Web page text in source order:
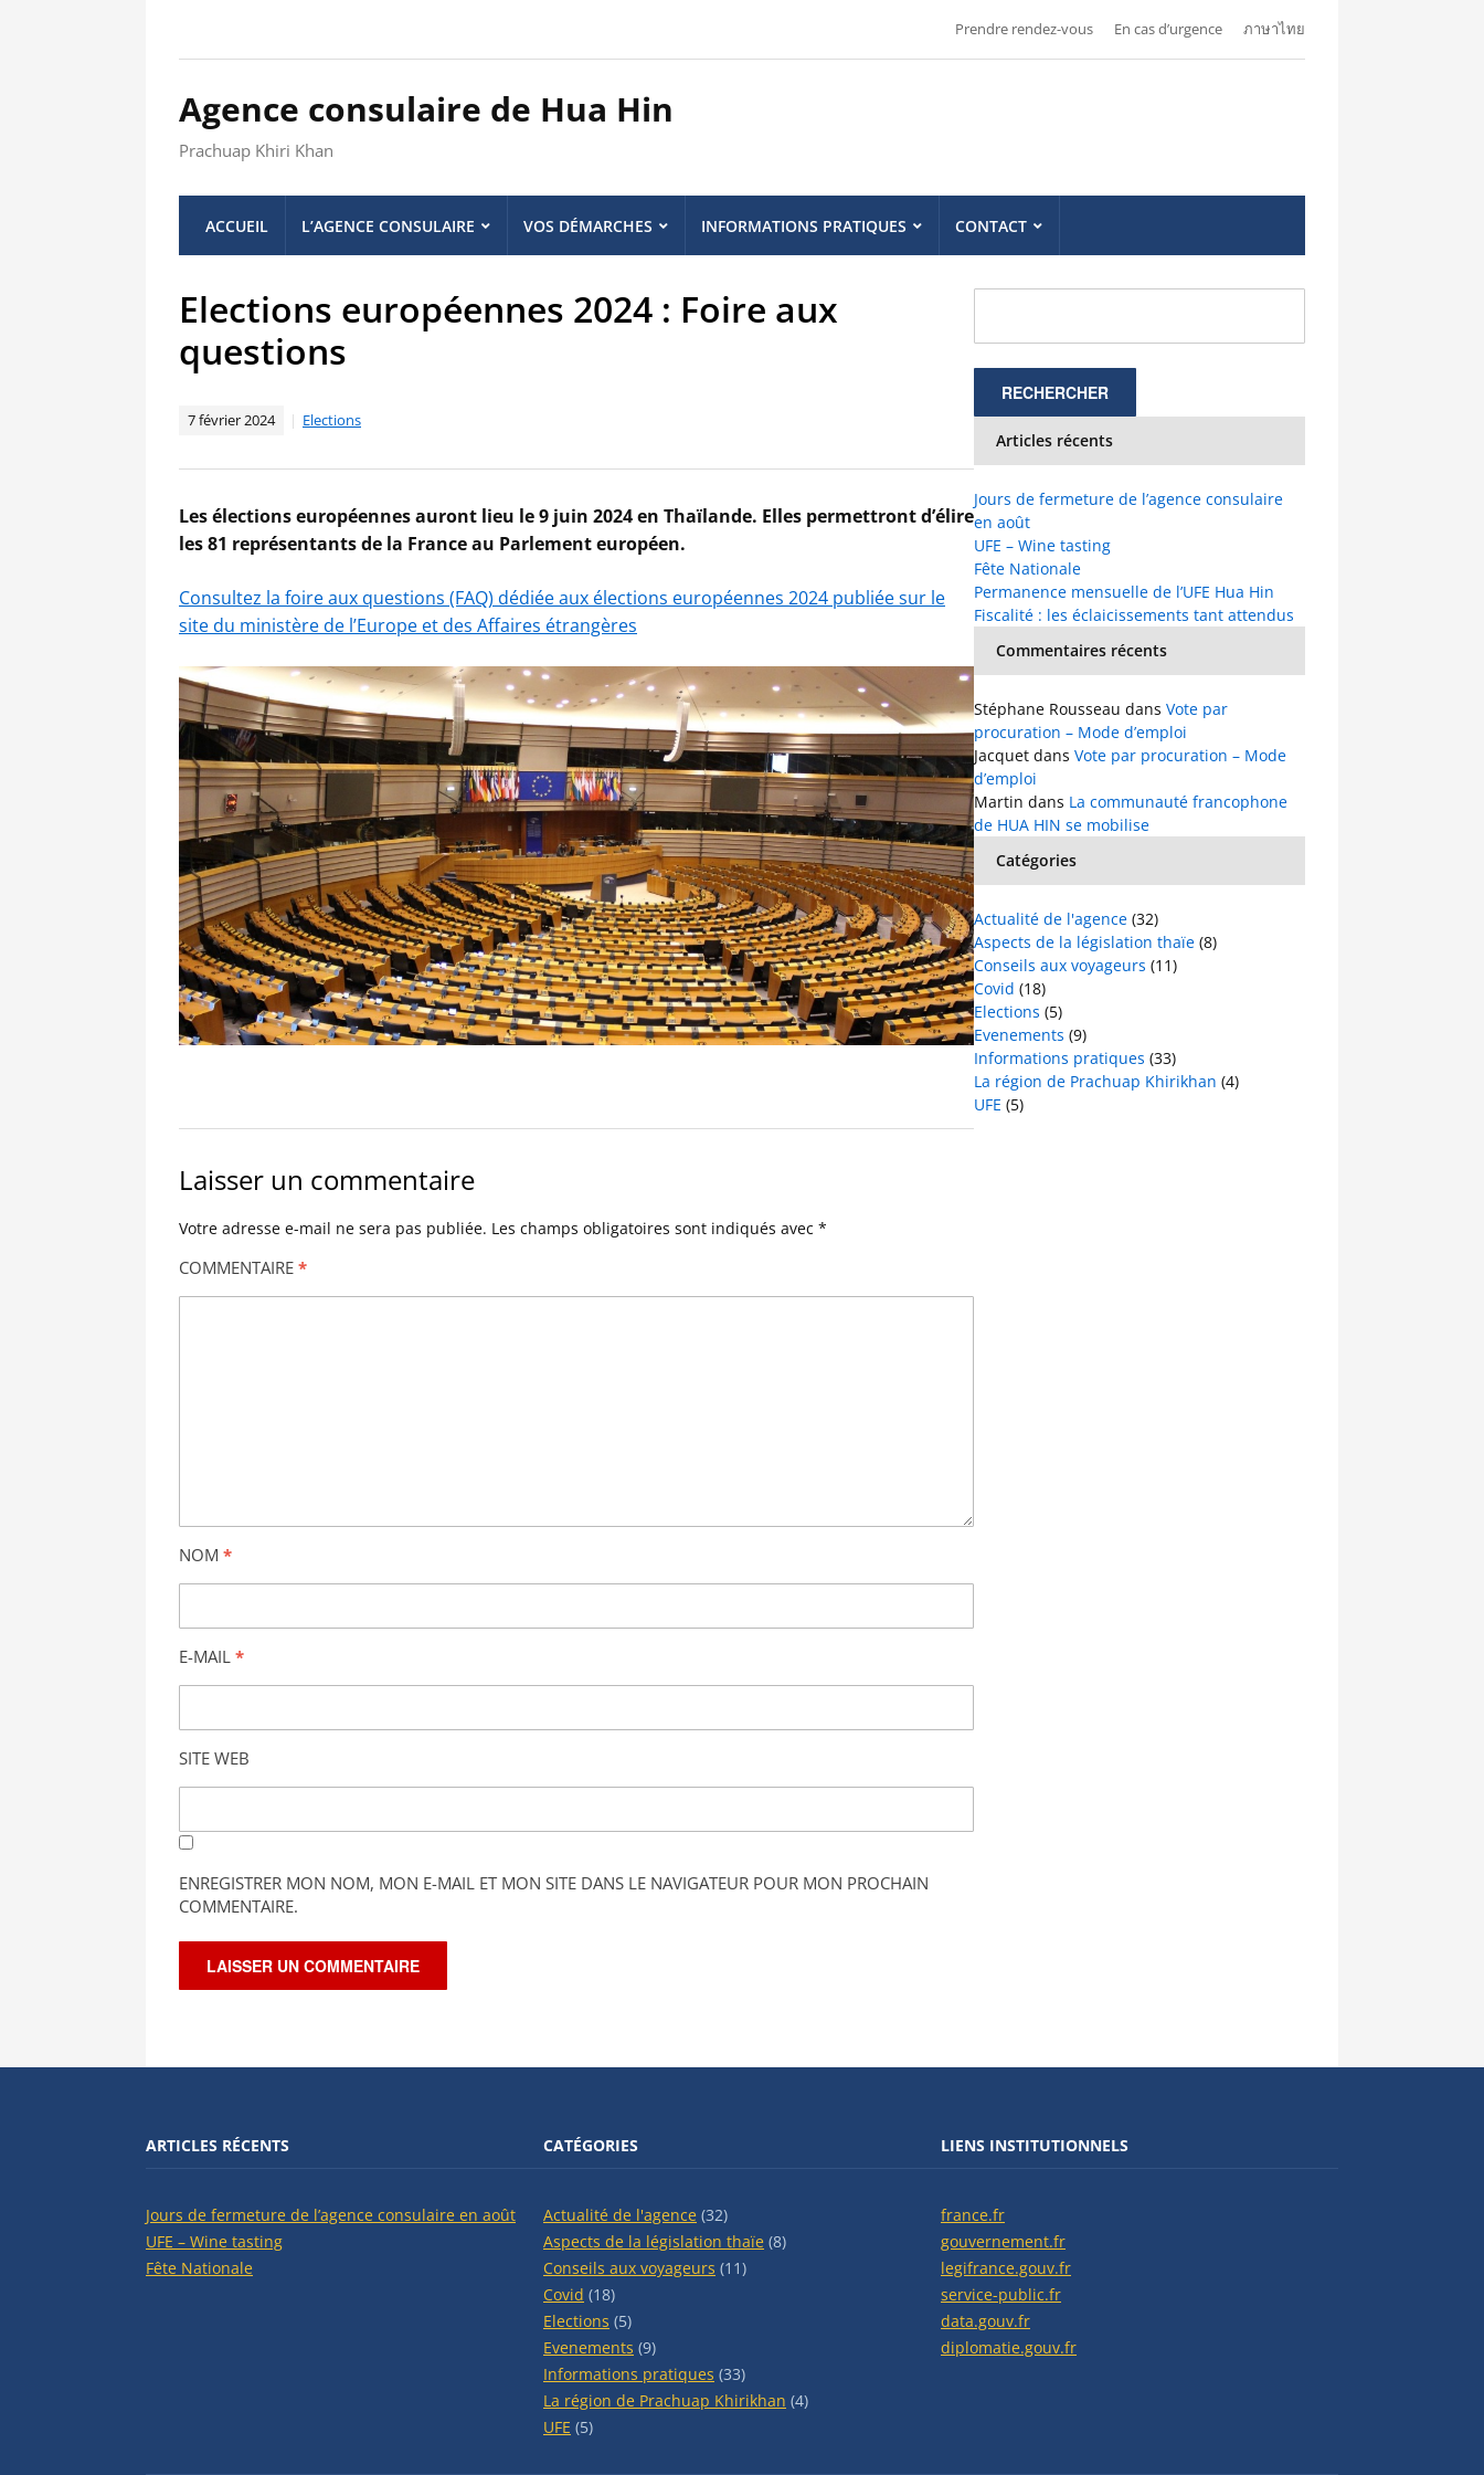
Prendre rendez-vous En cas d’urgence ภาษาไทย
Agence consulaire de Hua Hin
Prachuap Khiri Khan
ACCUEIL L’AGENCE CONSULAIRE VOS DÉMARCHES INFORMATIONS PRATIQUES CONTACT
Elections européennes 2024 : Foire aux
questions
7 février 2024 Elections
Les élections européennes auront lieu le 9 juin 2024 en Thaïlande. Elles permettront d’élire
les 81 représentants de la France au Parlement européen.
Consultez la foire aux questions (FAQ) dédiée aux élections européennes 2024 publiée sur le
site du ministère de l’Europe et des Affaires étrangères
Laisser un commentaire
Votre adresse e-mail ne sera pas publiée. Les champs obligatoires sont indiqués avec *
COMMENTAIRE *
NOM *
E-MAIL *
SITE WEB
ENREGISTRER MON NOM, MON E-MAIL ET MON SITE DANS LE NAVIGATEUR POUR MON PROCHAIN
COMMENTAIRE.
Articles récents
Jours de fermeture de l’agence consulaire
en août
UFE – Wine tasting
Fête Nationale
Permanence mensuelle de l’UFE Hua Hin
Fiscalité : les éclaicissements tant attendus
Commentaires récents
Stéphane Rousseau dans Vote par
procuration – Mode d’emploi
Jacquet dans Vote par procuration – Mode
d’emploi
Martin dans La communauté francophone
de HUA HIN se mobilise
Catégories
Actualité de l'agence (32)
Aspects de la législation thaïe (8)
Conseils aux voyageurs (11)
Covid (18)
Elections (5)
Evenements (9)
Informations pratiques (33)
La région de Prachuap Khirikhan (4)
UFE (5)
ARTICLES RÉCENTS
Jours de fermeture de l’agence consulaire en août
UFE – Wine tasting
Fête Nationale
CATÉGORIES
Actualité de l'agence (32)
Aspects de la législation thaïe (8)
Conseils aux voyageurs (11)
Covid (18)
Elections (5)
Evenements (9)
Informations pratiques (33)
La région de Prachuap Khirikhan (4)
UFE (5)
LIENS INSTITUTIONNELS
france.fr
gouvernement.fr
legifrance.gouv.fr
service-public.fr
data.gouv.fr
diplomatie.gouv.fr